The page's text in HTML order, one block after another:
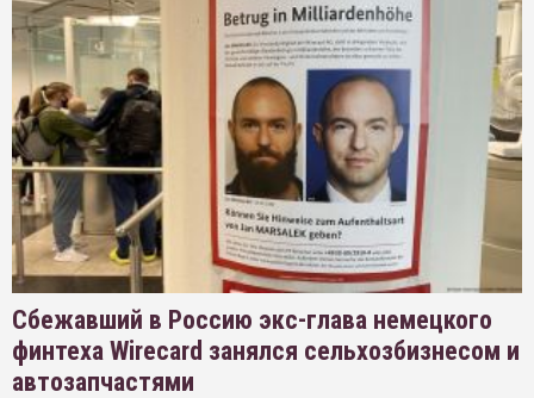
Сбежавший в Россию экс-глава немецкого
финтеха Wirecard занялся сельхозбизнесом и
автозапчастями